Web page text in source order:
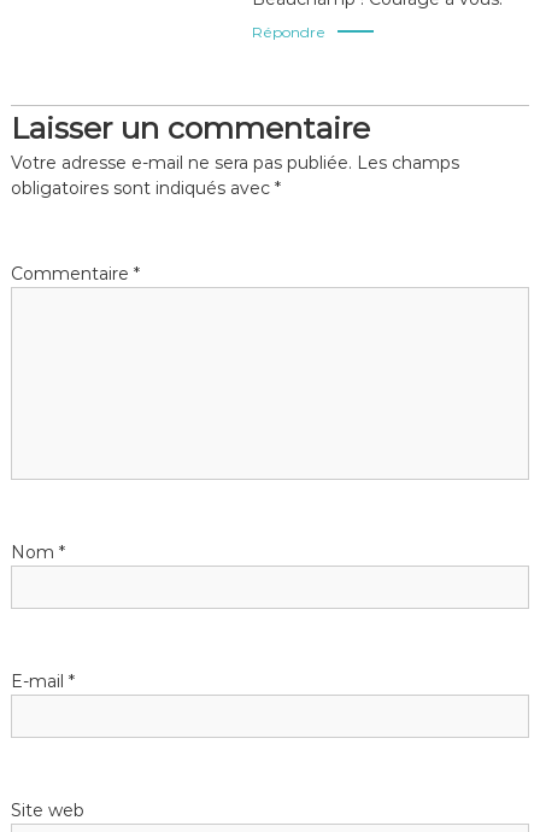
Répondre
Laisser un commentaire
Votre adresse e-mail ne sera pas publiée. Les champs
obligatoires sont indiqués avec *
Commentaire *
Nom *
E-mail *
Site web